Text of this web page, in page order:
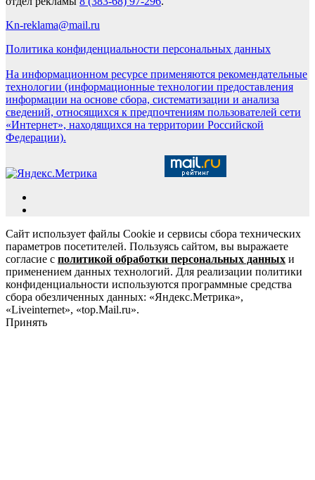
Kn-reklama@mail.ru
Политика конфиденциальности персональных данных
На информационном ресурсе применяются рекомендательные
технологии (информационные технологии предоставления
информации на основе сбора, систематизации и анализа
сведений, относящихся к предпочтениям пользователей сети
«Интернет», находящихся на территории Российской
Федерации).
Сайт использует файлы Cookie и сервисы сбора технических
параметров посетителей. Пользуясь сайтом, вы выражаете
согласие с политикой обработки персональных данных и
применением данных технологий. Для реализации политики
конфиденциальности используются программные средства
сбора обезличенных данных: «Яндекс.Метрика»,
«Liveinternet», «top.Mail.ru».
Принять